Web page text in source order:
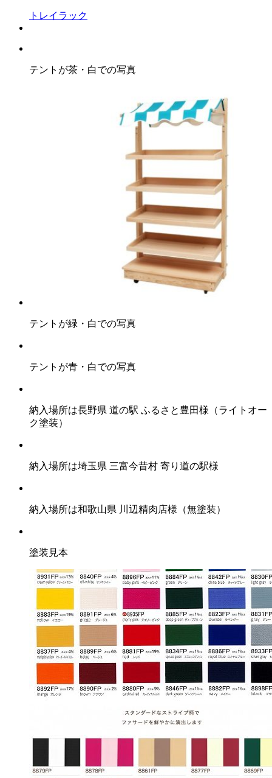
トレイラック
テントが茶・白での写真
テントが緑・白での写真
テントが青・白での写真
納入場所は長野県 道の駅 ふるさと豊田様（ライトオー
ク塗装）
納入場所は埼玉県 三富今昔村 寄り道の駅様
納入場所は和歌山県 川辺精肉店様（無塗装）
塗装見本